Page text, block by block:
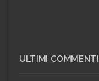
ULTIMI COMMENTI